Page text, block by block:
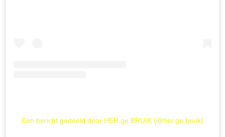
Een bericht gedeeld door HER.ge.BRUIK (@her.ge.bruik)